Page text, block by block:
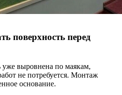
поверхность перед
уже выровнена по маякам,
не потребуется. Монтаж
основание.